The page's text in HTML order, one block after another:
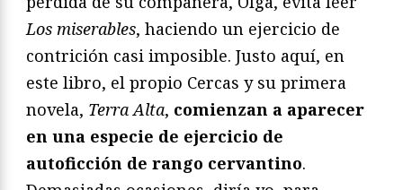
Los miserables, haciendo un ejercicio de
contrición casi imposible. Justo aquí, en
este libro, el propio Cercas y su primera
novela, Terra Alta, comienzan a aparecer
en una especie de ejercicio de
autoficción de rango cervantino.